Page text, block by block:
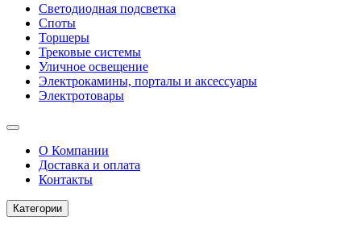
Светодиодная подсветка
Споты
Торшеры
Трековые системы
Уличное освещение
Электрокамины, порталы и аксессуары
Электротовары
О Компании
Доставка и оплата
Контакты
Категории